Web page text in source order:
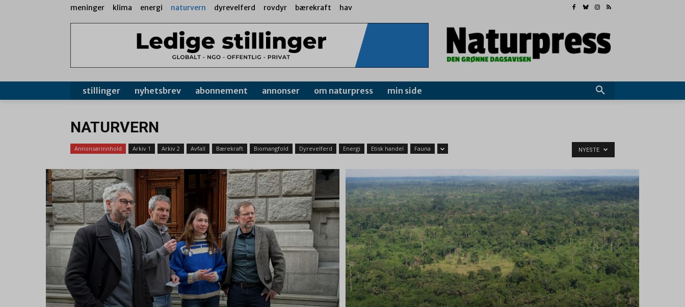
meninger klima energi naturvern dyrevelferd rovdyr bærekraft hav
stillinger nyhetsbrev abonnement annonser om naturpress min side
NATURVERN
Annonsørinnhold Arkiv 1 Arkiv 2 Avfall Bærekraft Biomangfold Dyrevelferd Energi Etisk handel Fauna NYESTE